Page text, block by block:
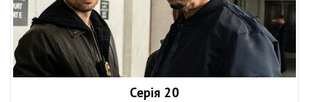
Серія 20